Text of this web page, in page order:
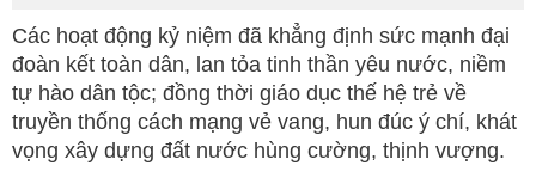
Các hoạt động kỷ niệm đã khẳng định sức mạnh đại
đoàn kết toàn dân, lan tỏa tinh thần yêu nước, niềm
tự hào dân tộc; đồng thời giáo dục thế hệ trẻ về
truyền thống cách mạng vẻ vang, hun đúc ý chí, khát
vọng xây dựng đất nước hùng cường, thịnh vượng.